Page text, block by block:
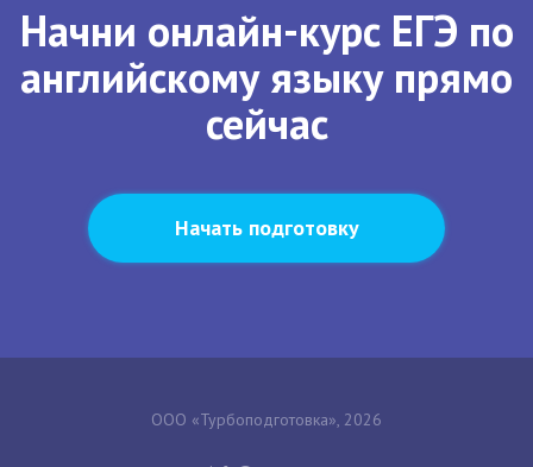
Начни онлайн-курс ЕГЭ по
английскому языку прямо
сейчас
Начать подготовку
ООО «Турбоподготовка», 2026